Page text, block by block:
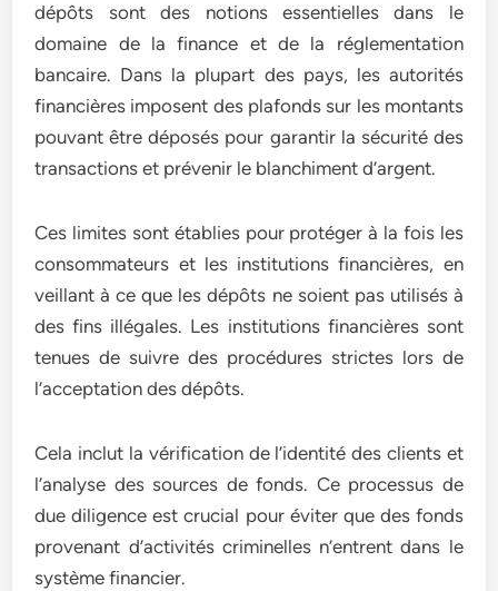
dépôts sont des notions essentielles dans le
domaine de la finance et de la réglementation
bancaire. Dans la plupart des pays, les autorités
financières imposent des plafonds sur les montants
pouvant être déposés pour garantir la sécurité des
transactions et prévenir le blanchiment d’argent.
Ces limites sont établies pour protéger à la fois les
consommateurs et les institutions financières, en
veillant à ce que les dépôts ne soient pas utilisés à
des fins illégales. Les institutions financières sont
tenues de suivre des procédures strictes lors de
l’acceptation des dépôts.
Cela inclut la vérification de l’identité des clients et
l’analyse des sources de fonds. Ce processus de
due diligence est crucial pour éviter que des fonds
provenant d’activités criminelles n’entrent dans le
système financier.